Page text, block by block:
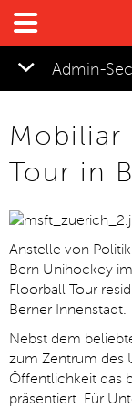

Admin-
Mobiliar
Tour in
Anstelle von
Bern Unihockey
Floorball Tour
Berner Innenstadt.
Nebst dem
zum Zentrum des
Öffentlichkeit das
präsentiert. Für